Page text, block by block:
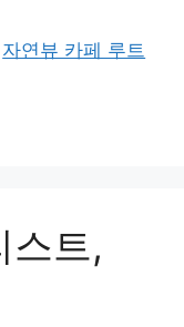
자연뷰 카페 루트
스트,